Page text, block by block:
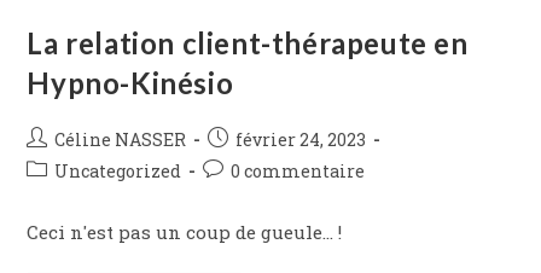
La relation client-thérapeute en
Hypno-Kinésio
Post
author:
Céline NASSER
Post
published:
février 24, 2023
PostUncategorized
Post0 commentaire
Ceci n'est pas un coup de gueule... !